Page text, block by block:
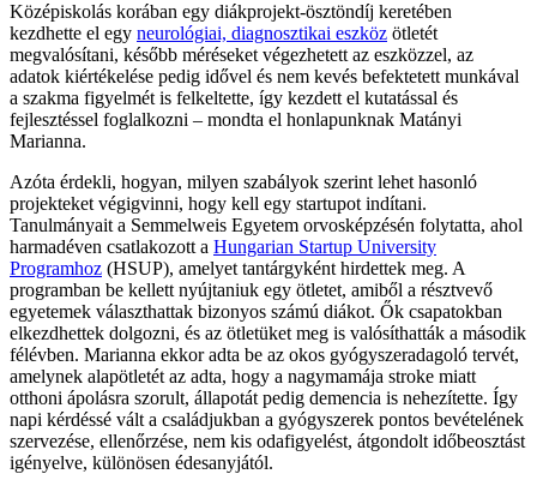
Középiskolás korában egy diákprojekt-ösztöndíj keretében
kezdhette el egy neurológiai, diagnosztikai eszköz ötletét
megvalósítani, később méréseket végezhetett az eszközzel, az
adatok kiértékelése pedig idővel és nem kevés befektetett munkával
a szakma figyelmét is felkeltette, így kezdett el kutatással és
fejlesztéssel foglalkozni – mondta el honlapunknak Matányi
Marianna.
Azóta érdekli, hogyan, milyen szabályok szerint lehet hasonló
projekteket végigvinni, hogy kell egy startupot indítani.
Tanulmányait a Semmelweis Egyetem orvosképzésén folytatta, ahol
harmadéven csatlakozott a Hungarian Startup University
Programhoz (HSUP), amelyet tantárgyként hirdettek meg. A
programban be kellett nyújtaniuk egy ötletet, amiből a résztvevő
egyetemek választhattak bizonyos számú diákot. Ők csapatokban
elkezdhettek dolgozni, és az ötletüket meg is valósíthatták a második
félévben. Marianna ekkor adta be az okos gyógyszeradagoló tervét,
amelynek alapötletét az adta, hogy a nagymamája stroke miatt
otthoni ápolásra szorult, állapotát pedig demencia is nehezítette. Így
napi kérdéssé vált a családjukban a gyógyszerek pontos bevételének
szervezése, ellenőrzése, nem kis odafigyelést, átgondolt időbeosztást
igényelve, különösen édesanyjától.